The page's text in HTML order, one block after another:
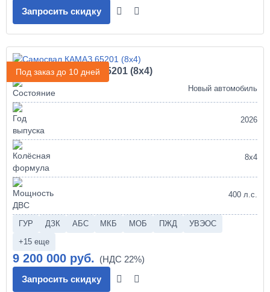
Запросить скидку
Под заказ до 10 дней
Самосвал КАМАЗ 65201 (8х4)
Новый автомобиль
2026
8х4
400 л.с.
ГУР ДЗК АБС МКБ МОБ ПЖД
УВЭОС
+15 еще
9 200 000 руб.
Запросить скидку